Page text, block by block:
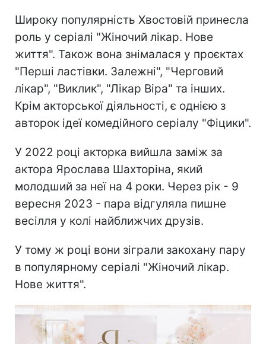
Широку популярність Хвостовій принесла
роль у серіалі "Жіночий лікар. Нове
життя". Також вона знімалася у проєктах
"Перші ластівки. Залежні", "Черговий
лікар", "Виклик", "Лікар Віра" та інших.
Крім акторської діяльності, є однією з
авторок ідеї комедійного серіалу "Фіцики".
У 2022 році акторка вийшла заміж за
актора Ярослава Шахторіна, який
молодший за неї на 4 роки. Через рік - 9
вересня 2023 - пара відгуляла пишне
весілля у колі найближчих друзів.
У тому ж році вони зіграли закохану пару
в популярному серіалі "Жіночий лікар.
Нове життя".